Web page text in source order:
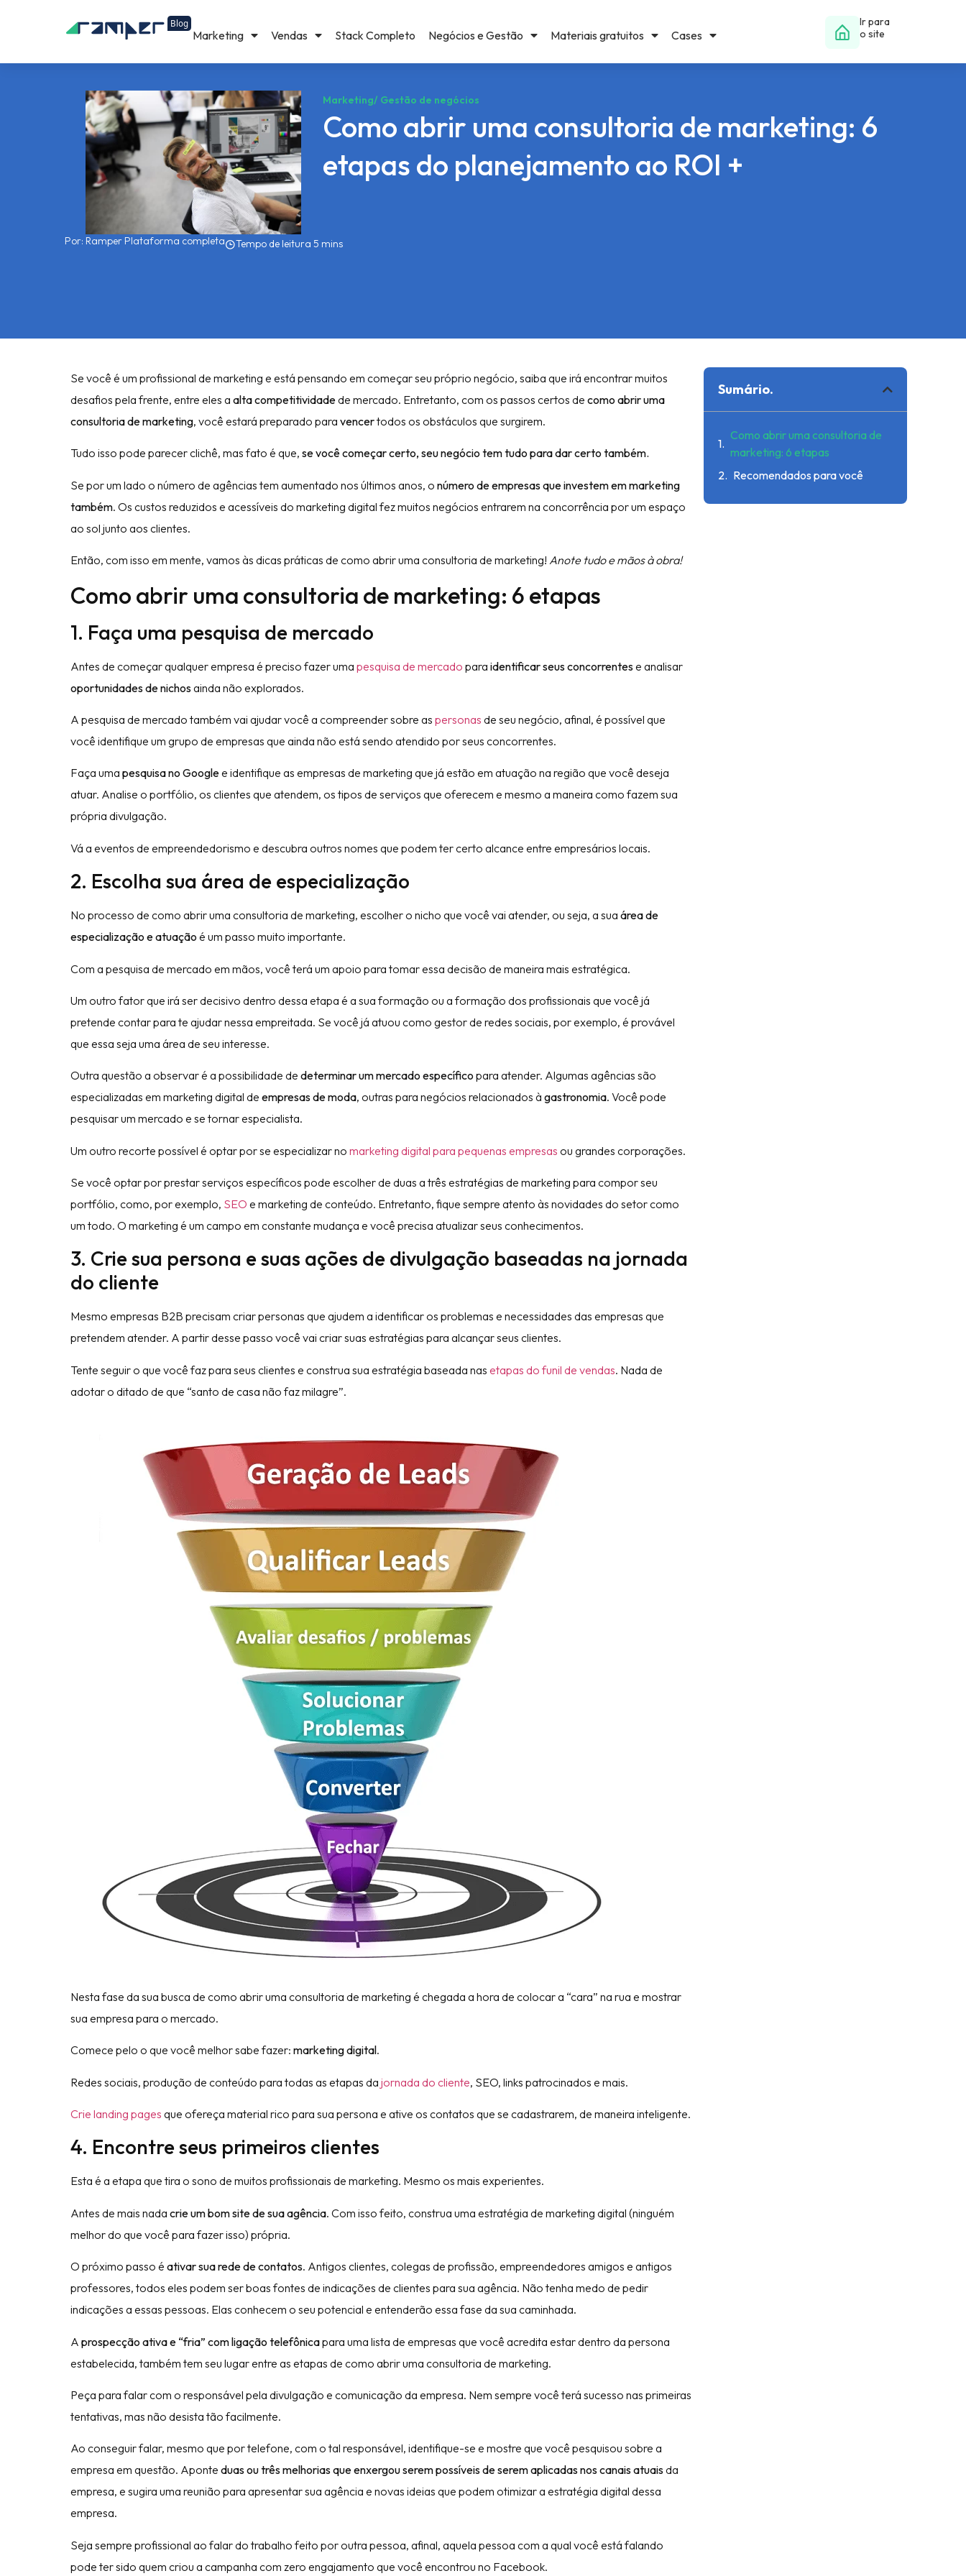
Marketing Vendas Stack Completo Negócios e Gestão Materiais gratuitos Cases
Ir para
o site
Marketing/ Gestão de negócios
Como abrir uma consultoria de marketing: 6
etapas do planejamento ao ROI +
Por: Ramper Plataforma completa
Se você é um profissional de marketing e está pensando em começar seu próprio negócio, saiba que irá encontrar muitos
desafios pela frente, entre eles a alta competitividadede mercado. Entretanto, com os passos certos de como abrir uma
consultoria de marketing, você estará preparado para vencertodos os obstáculos que surgirem.
Tudo isso pode parecer clichê, mas fato é que, se você começar certo, seu negócio tem tudo para dar certo também.
Se por um lado o número de agências tem aumentado nos últimos anos, o número de empresas que investem em marketing
também. Os custos reduzidos e acessíveis do marketing digital fez muitos negócios entrarem na concorrência por um espaço
ao sol junto aos clientes.
Então, com isso em mente, vamos às dicas práticas de como abrir uma consultoria de marketing! Anote tudo e mãos à obra!
Como abrir uma consultoria de marketing: 6 etapas
1. Faça uma pesquisa de mercado
Antes de começar qualquer empresa é preciso fazer uma pesquisa de mercado para identificar seus concorrentese analisar
oportunidades de nichosainda não explorados.
A pesquisa de mercado também vai ajudar você a compreender sobre as personas de seu negócio, afinal, é possível que
você identifique um grupo de empresas que ainda não está sendo atendido por seus concorrentes.
Faça uma pesquisa no Googlee identifique as empresas de marketing que já estão em atuação na região que você deseja
atuar. Analise o portfólio, os clientes que atendem, os tipos de serviços que oferecem e mesmo a maneira como fazem sua
própria divulgação.
Vá a eventos de empreendedorismo e descubra outros nomes que podem ter certo alcance entre empresários locais.
2. Escolha sua área de especialização
No processo de como abrir uma consultoria de marketing, escolher o nicho que você vai atender, ou seja, a sua área de
especialização e atuação é um passo muito importante.
Com a pesquisa de mercado em mãos, você terá um apoio para tomar essa decisão de maneira mais estratégica.
Um outro fator que irá ser decisivo dentro dessa etapa é a sua formação ou a formação dos profissionais que você já
pretende contar para te ajudar nessa empreitada. Se você já atuou como gestor de redes sociais, por exemplo, é provável
que essa seja uma área de seu interesse.
Outra questão a observar é a possibilidade de determinar um mercado específico para atender. Algumas agências são
especializadas em marketing digital de empresas de moda, outras para negócios relacionados à gastronomia. Você pode
pesquisar um mercado e se tornar especialista.
Um outro recorte possível é optar por se especializar no marketing digital para pequenas empresas ou grandes corporações.
Se você optar por prestar serviços específicos pode escolher de duas a três estratégias de marketing para compor seu
portfólio, como, por exemplo, SEO e marketing de conteúdo. Entretanto, fique sempre atento às novidades do setor como
um todo. O marketing é um campo em constante mudança e você precisa atualizar seus conhecimentos.
3. Crie sua persona e suas ações de divulgação baseadas na jornada
do cliente
Mesmo empresas B2B precisam criar personas que ajudem a identificar os problemas e necessidades das empresas que
pretendem atender. A partir desse passo você vai criar suas estratégias para alcançar seus clientes.
Tente seguir o que você faz para seus clientes e construa sua estratégia baseada nas etapas do funil de vendas. Nada de
adotar o ditado de que “santo de casa não faz milagre”.
Nesta fase da sua busca de como abrir uma consultoria de marketing é chegada a hora de colocar a “cara” na rua e mostrar
sua empresa para o mercado.
Comece pelo o que você melhor sabe fazer: marketing digital.
Redes sociais, produção de conteúdo para todas as etapas da jornada do cliente, SEO, links patrocinados e mais.
Crie landing pages que ofereça material rico para sua persona e ative os contatos que se cadastrarem, de maneira inteligente.
4. Encontre seus primeiros clientes
Esta é a etapa que tira o sono de muitos profissionais de marketing. Mesmo os mais experientes.
Antes de mais nada crie um bom site de sua agência. Com isso feito, construa uma estratégia de marketing digital (ninguém
melhor do que você para fazer isso) própria.
O próximo passo é ativar sua rede de contatos. Antigos clientes, colegas de profissão, empreendedores amigos e antigos
professores, todos eles podem ser boas fontes de indicações de clientes para sua agência. Não tenha medo de pedir
indicações a essas pessoas. Elas conhecem o seu potencial e entenderão essa fase da sua caminhada.
A prospecção ativa e “fria” com ligação telefônicapara uma lista de empresas que você acredita estar dentro da persona
estabelecida, também tem seu lugar entre as etapas de como abrir uma consultoria de marketing.
Peça para falar com o responsável pela divulgação e comunicação da empresa. Nem sempre você terá sucesso nas primeiras
tentativas, mas não desista tão facilmente.
Ao conseguir falar, mesmo que por telefone, com o tal responsável, identifique-se e mostre que você pesquisou sobre a
empresa em questão. Aponte duas ou três melhoriasque enxergou serem possíveis de serem aplicadas nos canais atuaisda
empresa, e sugira uma reunião para apresentar sua agência e novas ideias que podem otimizar a estratégia digital dessa
empresa.
Seja sempre profissional ao falar do trabalho feito por outra pessoa, afinal, aquela pessoa com a qual você está falando
pode ter sido quem criou a campanha com zero engajamento que você encontrou no Facebook.
Sumário.
Como abrir uma consultoria de
marketing: 6 etapas
Recomendados para você